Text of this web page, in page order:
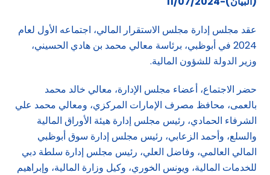
عقد مجلس إدارة مجلس الاستقرار المالي، اجتماعه الأول لعام
2024 في أبوظبي، برئاسة معالي محمد بن هادي الحسيني،
وزير الدولة للشؤون المالية.
حضر الاجتماع، أعضاء مجلس الإدارة، معالي خالد محمد
بالعمى، محافظ مصرف الإمارات المركزي، ومعالي محمد علي
الشرفاء الحمادي، رئيس مجلس إدارة هيئة الأوراق المالية
والسلع، وأحمد الزعابي، رئيس مجلس إدارة سوق أبوظبي
المالي العالمي، وفاضل العلي، رئيس مجلس إدارة سلطة دبي
للخدمات المالية، ويونس الخوري، وكيل وزارة المالية، وإبراهيم